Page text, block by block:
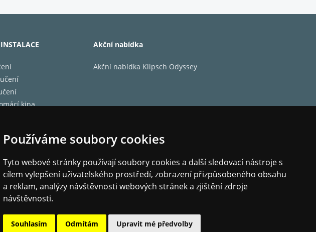
Používáme soubory cookies
Tyto webové stránky používají soubory cookies a další sledovací nástroje s
cílem vylepšení uživatelského prostředí, zobrazení přizpůsobeného obsahu
a reklam, analýzy návštěvnosti webových stránek a zjištění zdroje
návštěvnosti.
Souhlasím Odmítám Upravit mé předvolby
kina
Akční nabídka
Akční nabídka Klipsch Odyssey